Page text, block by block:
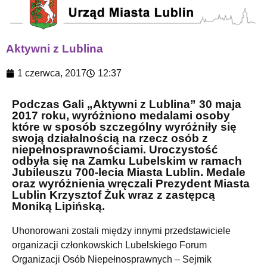
Aktywni z Lublina
1 czerwca, 2017 12:37
Podczas Gali „Aktywni z Lublina” 30 maja
2017 roku, wyróżniono medalami osoby
które w sposób szczególny wyróżniły się
swoją działalnością na rzecz osób z
niepełnosprawnościami. Uroczystość
odbyła się na Zamku Lubelskim w ramach
Jubileuszu 700-lecia Miasta Lublin. Medale
oraz wyróżnienia wręczali Prezydent Miasta
Lublin Krzysztof Żuk wraz z zastępcą
Moniką Lipińską.
Uhonorowani zostali między innymi przedstawiciele
organizacji członkowskich Lubelskiego Forum
Organizacji Osób Niepełnosprawnych – Sejmik